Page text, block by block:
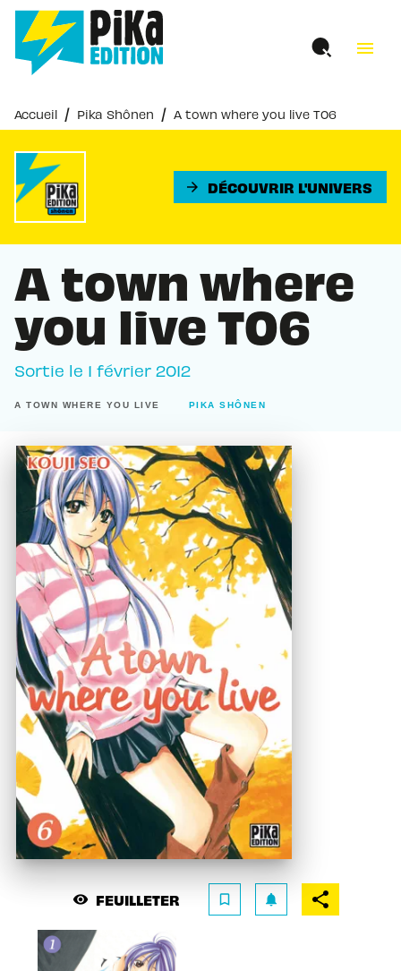
MENU RECHERCHE
PIED DE PAGE
menu
Accueil / Pika Shônen / A town where you live T06
arrow_forward DÉCOUVRIR L'UNIVERS
A town where
you live T06
Sortie le 1 février 2012
A TOWN WHERE YOU LIVE PIKA SHÔNEN
visibility FEUILLETER bookmark_border notifications